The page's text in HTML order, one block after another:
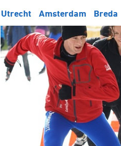
Utrecht Amsterdam Breda